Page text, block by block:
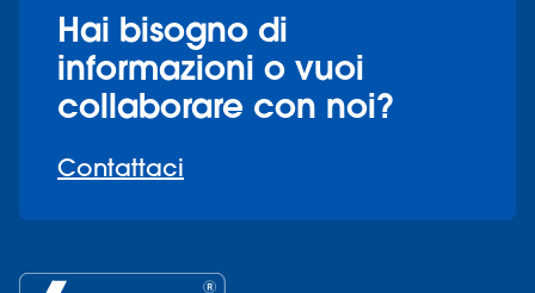
Hai bisogno di
informazioni o vuoi
collaborare con noi?
Contattaci